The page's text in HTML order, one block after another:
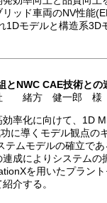
ッド車両のNV性能
1Dモデルと構造系3D
とNWC CAE技術との
社 緒方 健一郎 様
率化に向けて、1D
に導くモデル観点の
テムモデルの確立で
連成によりシステム
を用いたプラン
介する。